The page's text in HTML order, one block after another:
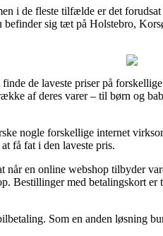
i de fleste tilfælde er det
sig tæt på Holstebro,
de laveste priser på
af deres varer – til børn og
nogle forskellige internet
få fat i den laveste pris.
en online webshop tilbyder
Bestillinger med betalingskort
Som en anden løsning